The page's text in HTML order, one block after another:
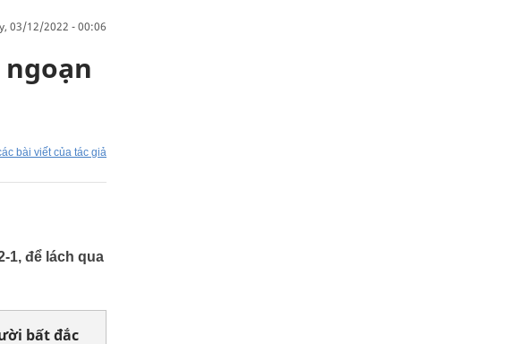
03/12/2022 - 00:06
bài viết của tác giả
1, để lách qua
bất đắc